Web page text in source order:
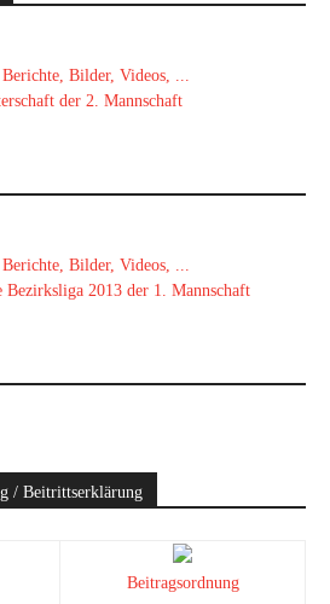
Bilder, Videos, ...
der 2. Mannschaft
Bilder, Videos, ...
2013 der 1. Mannschaft
/ Beitrittserklärung
Beitragsordnung